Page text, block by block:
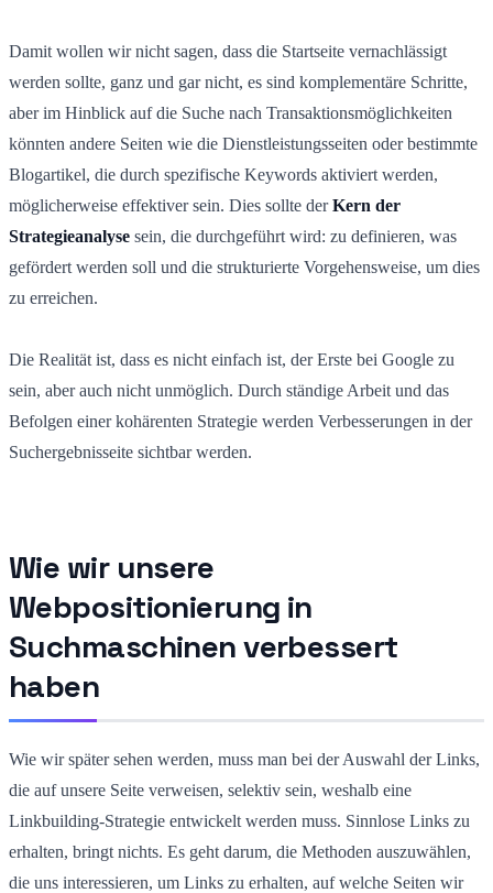
Damit wollen wir nicht sagen, dass die Startseite vernachlässigt
werden sollte, ganz und gar nicht, es sind komplementäre Schritte,
aber im Hinblick auf die Suche nach Transaktionsmöglichkeiten
könnten andere Seiten wie die Dienstleistungsseiten oder bestimmte
Blogartikel, die durch spezifische Keywords aktiviert werden,
möglicherweise effektiver sein. Dies sollte derKern der
Strategieanalyse sein, die durchgeführt wird: zu definieren, was
gefördert werden soll und die strukturierte Vorgehensweise, um dies
zu erreichen.
Die Realität ist, dass es nicht einfach ist, der Erste bei Google zu
sein, aber auch nicht unmöglich. Durch ständige Arbeit und das
Befolgen einer kohärenten Strategie werden Verbesserungen in der
Suchergebnisseite sichtbar werden.
Wie wir unsere
Webpositionierung in
Suchmaschinen verbessert
haben
Wie wir später sehen werden, muss man bei der Auswahl der Links,
die auf unsere Seite verweisen, selektiv sein, weshalb eine
Linkbuilding-Strategie entwickelt werden muss. Sinnlose Links zu
erhalten, bringt nichts. Es geht darum, die Methoden auszuwählen,
die uns interessieren, um Links zu erhalten, auf welche Seiten wir